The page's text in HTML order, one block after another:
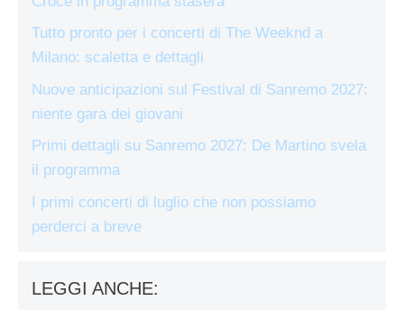
Tutto pronto per i concerti di The Weeknd a
Milano: scaletta e dettagli
Nuove anticipazioni sul Festival di Sanremo 2027:
niente gara dei giovani
Primi dettagli su Sanremo 2027: De Martino svela
il programma
I primi concerti di luglio che non possiamo
perderci a breve
LEGGI ANCHE: